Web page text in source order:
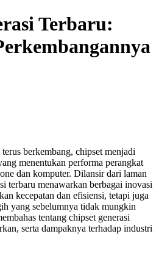
Terbaru:
berkembang, chipset menjadi
menentukan performa perangkat
dan komputer. Dilansir dari laman
terbaru menawarkan berbagai inovasi
kecepatan dan efisiensi, tetapi juga
yang sebelumnya tidak mungkin
tentang chipset generasi
serta dampaknya terhadap industri